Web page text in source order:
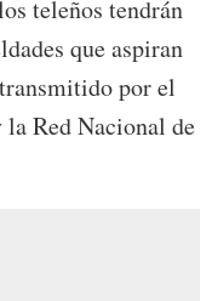
teleños tendrán
que aspiran
por el
Red Nacional de